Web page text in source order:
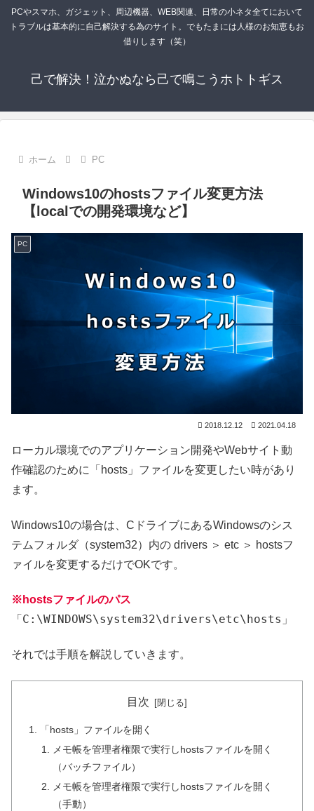
PCやスマホ、ガジェット、周辺機器、WEB関連、日常の小ネタ全てにおいて
トラブルは基本的に自己解決する為のサイト。でもたまには人様のお知恵もお
借りします（笑）
己で解決！泣かぬなら己で鳴こうホトトギス
ホーム PC
Windows10のhostsファイル変更方法
【localでの開発環境など】
PC
2018.12.12 2021.04.18
ローカル環境でのアプリケーション開発やWebサイト動
作確認のために「hosts」ファイルを変更したい時があり
ます。
Windows10の場合は、CドライブにあるWindowsのシス
テムフォルダ（system32）内の drivers ＞ etc ＞ hostsフ
ァイルを変更するだけでOKです。
※hostsファイルのパス
「 C:\WINDOWS\system32\drivers\etc\hosts 」
それでは手順を解説していきます。
目次
「hosts」ファイルを開く
メモ帳を管理者権限で実行しhostsファイルを開く
（バッチファイル）
メモ帳を管理者権限で実行しhostsファイルを開く
（手動）